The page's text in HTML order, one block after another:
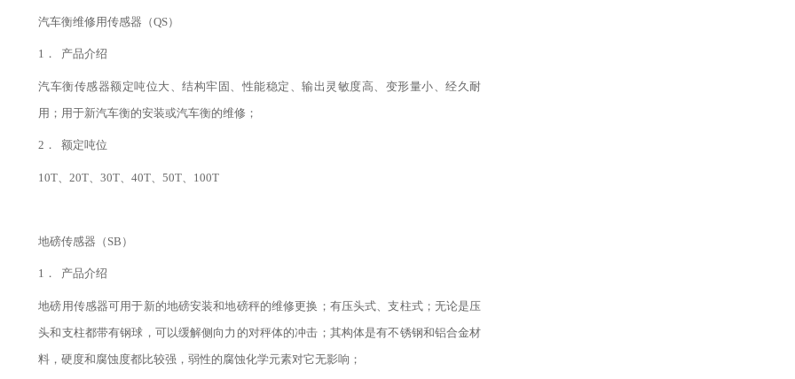
汽车衡维修用传感器（QS）
1． 产品介绍
汽车衡传感器额定吨位大、结构牢固、性能稳定、输出灵敏度高、变形量小、经久耐
用；用于新汽车衡的安装或汽车衡的维修；
2． 额定吨位
10T、20T、30T、40T、50T、100T
地磅传感器（SB）
1． 产品介绍
地磅用传感器可用于新的地磅安装和地磅秤的维修更换；有压头式、支柱式；无论是压
头和支柱都带有钢球，可以缓解侧向力的对秤体的冲击；其构体是有不锈钢和铝合金材
料，硬度和腐蚀度都比较强，弱性的腐蚀化学元素对它无影响；